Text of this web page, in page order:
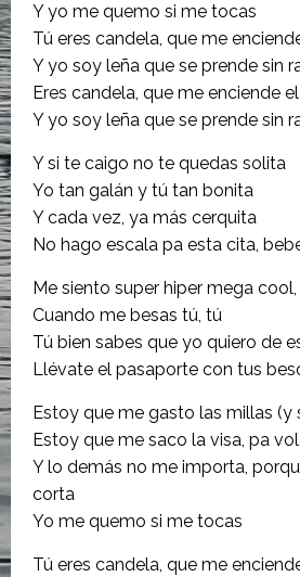
Y yo me quemo si me tocas
Tú eres candela, que me
Y yo soy leña que se prende sin
Eres candela, que me enciende
Y yo soy leña que se prende sin
Y si te caigo no te quedas solita
Yo tan galán y tú tan bonita
Y cada vez, ya más cerquita
No hago escala pa esta cita,
Me siento super hiper mega
Cuando me besas tú, tú
Tú bien sabes que yo quiero de
Llévate el pasaporte con tus
Estoy que me gasto las millas (y
Estoy que me saco la visa, pa
Y lo demás no me importa,
corta
Yo me quemo si me tocas
Tú eres candela, que me